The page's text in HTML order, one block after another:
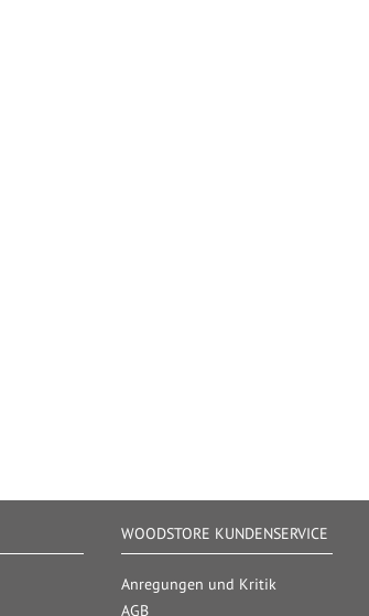
WOODSTORE KUNDENSERVICE
Anregungen und Kritik
AGB